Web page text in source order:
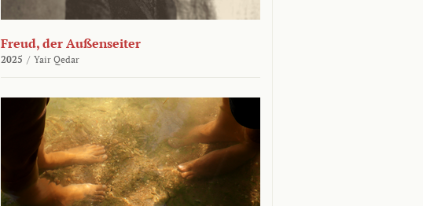
Freud, der Außenseiter
2025 / Yair Qedar